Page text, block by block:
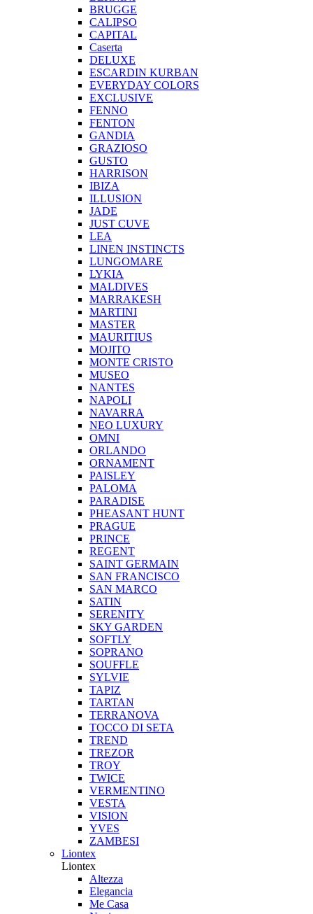
BRUGGE
CALIPSO
CAPITAL
Caserta
DELUXE
ESCARDIN KURBAN
EVERYDAY COLORS
EXCLUSIVE
FENNO
FENTON
GANDIA
GRAZIOSO
GUSTO
HARRISON
IBIZA
ILLUSION
JADE
JUST CUVE
LEA
LINEN INSTINCTS
LUNGOMARE
LYKIA
MALDIVES
MARRAKESH
MARTINI
MASTER
MAURITIUS
MOJITO
MONTE CRISTO
MUSEO
NANTES
NAPOLI
NAVARRA
NEO LUXURY
OMNI
ORLANDO
ORNAMENT
PAISLEY
PALOMA
PARADISE
PHEASANT HUNT
PRAGUE
PRINCE
REGENT
SAINT GERMAIN
SAN FRANCISCO
SAN MARCO
SATIN
SERENITY
SKY GARDEN
SOFTLY
SOPRANO
SOUFFLE
SYLVIE
TAPIZ
TARTAN
TERRANOVA
TOCCO DI SETA
TREND
TREZOR
TROY
TWICE
VERMENTINO
VESTA
VISION
YVES
ZAMBESI
Liontex
Liontex
Altezza
Elegancia
Me Casa